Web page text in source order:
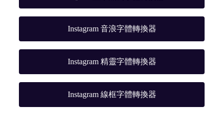
Instagram 音浪字體轉換器
Instagram 精靈字體轉換器
Instagram 線框字體轉換器